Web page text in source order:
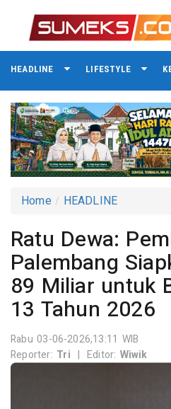
HEADLINE LIFESTYLE
Home HEADLINE
Ratu Dewa:
Palembang
89 Miliar untuk
13 Tahun 2026
Rabu 03-06-2026,13:11 WIB
Reporter: Tri | Editor: Wiwik